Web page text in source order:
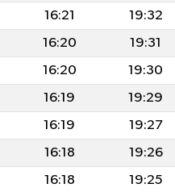
16:21 19:32
16:20 19:31
16:20 19:30
16:19 19:29
16:19 19:27
16:18 19:26
16:18 19:25